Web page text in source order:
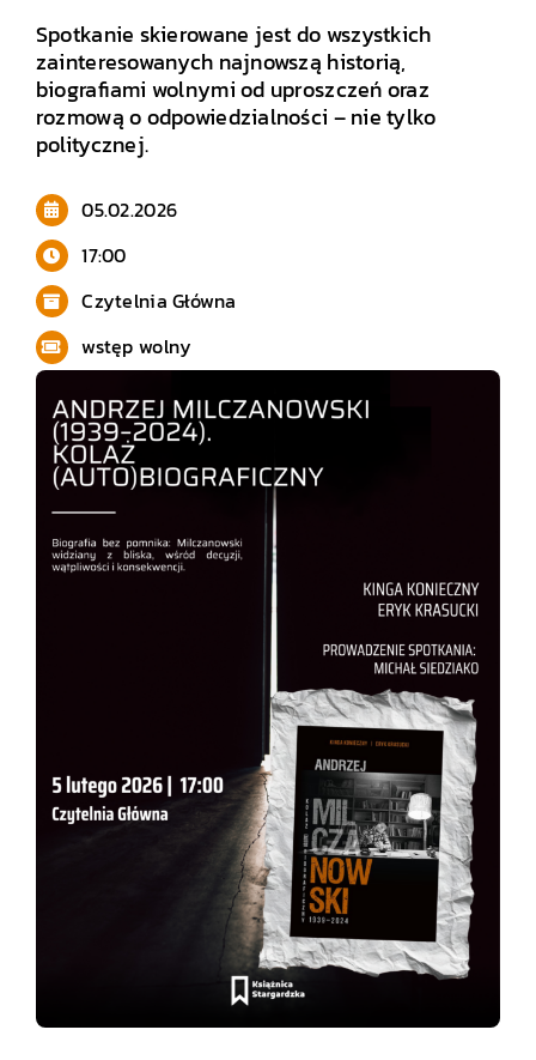
Spotkanie skierowane jest do wszystkich
zainteresowanych najnowszą historią,
biografiami wolnymi od uproszczeń oraz
rozmową o odpowiedzialności – nie tylko
politycznej.
05.02.2026
17:00
Czytelnia Główna
wstęp wolny